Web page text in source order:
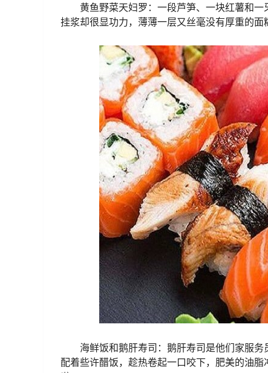
黄鱼野菜天妇罗：一段芦笋、一块红薯和
挂浆却很显功力，薄薄一层又丝毫没有厚重的面
海鲜饭和鹅肝寿司：鹅肝寿司是他们家服
配着些许醋饭，趁热卷起一口咬下，肥美的油